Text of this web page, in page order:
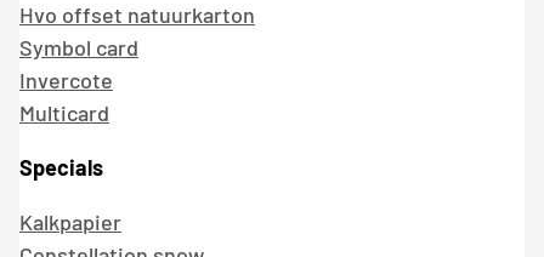
Hvo offset natuurkarton
Symbol card
Invercote
Multicard
Specials
Kalkpapier